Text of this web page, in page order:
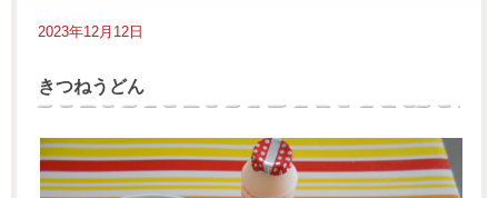
2023年12月12日
きつねうどん